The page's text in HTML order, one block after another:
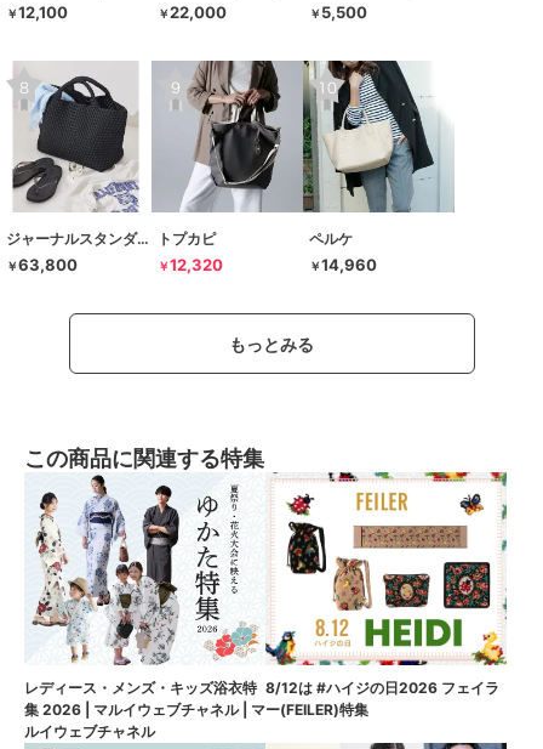
￥12,100 ￥22,000 ￥ 5,500
ジャーナルスタンダード レサージュ
￥63,800
トプカピ
￥12,320
ペルケ
￥14,960
もっとみる
この商品に関連する特集
レディース・メンズ・キッズ浴衣特
集 2026 | マルイウェブチャネル | マ
ルイウェブチャネル
8/12は #ハイジの日2026 フェイラ
ー(FEILER)特集